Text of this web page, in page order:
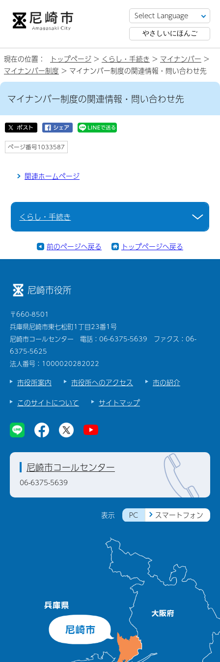
やさしいにほんご
現在の位置： トップページ > くらし・手続き > マイナンバー >
マイナンバー制度 > マイナンバー制度の関連情報・問い合わせ先
マイナンバー制度の関連情報・問い合わせ先
ページ番号1033587
関連ホームページ
くらし・手続き
前のページへ戻る トップページへ戻る
尼崎市役所
〒660-8501
兵庫県尼崎市東七松町1丁目23番1号
尼崎市コールセンター 電話：06-6375-5639 ファクス：06-
6375-5625
法人番号：1000020282022
市役所案内 市役所へのアクセス
市の紹介
このサイトについて
サイトマップ
表示 PC スマートフォン
尼崎市コールセンター
06-6375-5639